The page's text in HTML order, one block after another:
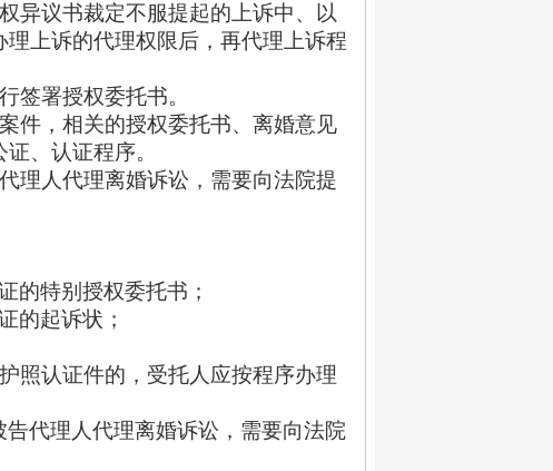
异议书裁定不服提起的上诉中、以
上诉的代理权限后，再代理上诉程
签署授权委托书。
件，相关的授权委托书、离婚意见
、认证程序。
理人代理离婚诉讼，需要向法院提
的特别授权委托书；
的起诉状；
照认证件的，受托人应按程序办理
代理人代理离婚诉讼，需要向法院